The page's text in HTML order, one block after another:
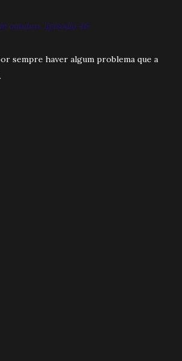
outubro. Episódio 46
sempre haver algum problema que a